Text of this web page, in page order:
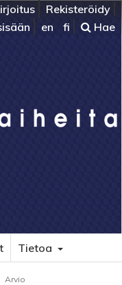
Rekisteröidy
en fi Hae
Tietoa
Arvio